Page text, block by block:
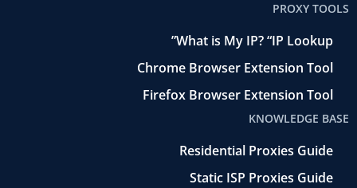
PROXY TOOLS
What is My IP? “IP Lookup”
Chrome Browser Extension Tool
Firefox Browser Extension Tool
KNOWLEDGE BASE
Residential Proxies Guide
Static ISP Proxies Guide